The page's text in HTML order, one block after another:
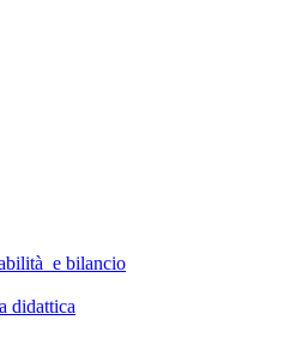
e bilancio
didattica